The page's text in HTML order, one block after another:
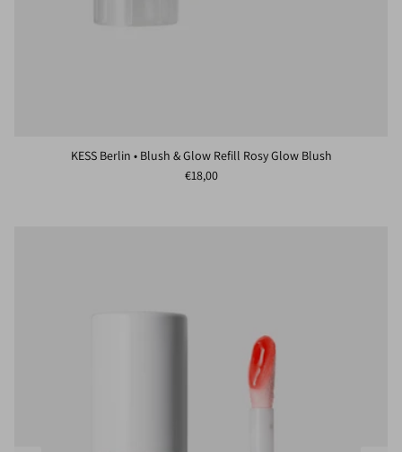
KESS Berlin • Blush & Glow Refill Rosy Glow Blush
Normaler Preis
€18,00